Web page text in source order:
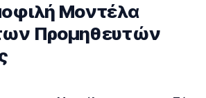
Μοντέλα
Προμηθευτών